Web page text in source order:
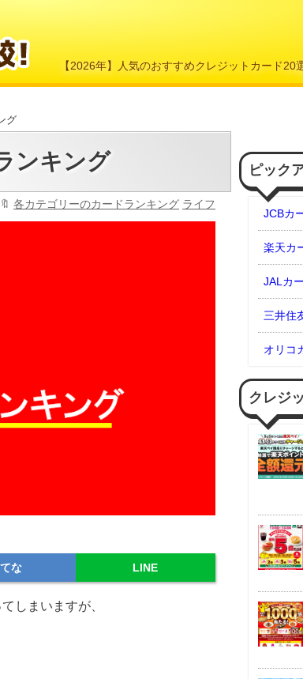
【2026年】人気のおすすめクレジットカード20
グ
ンキング
各カテゴリーのカードランキング ライフ
な LINE
しまいますが、
ピック
JCBカ
楽天カ
JALカ
三井住
オリコ
クレジ